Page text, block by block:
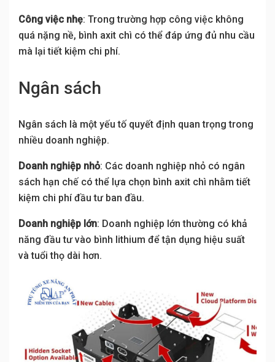
Công việc nhẹ: Trong trường hợp công việc không
quá nặng nề, bình axit chì có thể đáp ứng đủ nhu cầu
mà lại tiết kiệm chi phí.
Ngân sách
Ngân sách là một yếu tố quyết định quan trọng trong
nhiều doanh nghiệp.
Doanh nghiệp nhỏ: Các doanh nghiệp nhỏ có ngân
sách hạn chế có thể lựa chọn bình axit chì nhằm tiết
kiệm chi phí đầu tư ban đầu.
Doanh nghiệp lớn: Doanh nghiệp lớn thường có khả
năng đầu tư vào bình lithium để tận dụng hiệu suất
và tuổi thọ dài hơn.